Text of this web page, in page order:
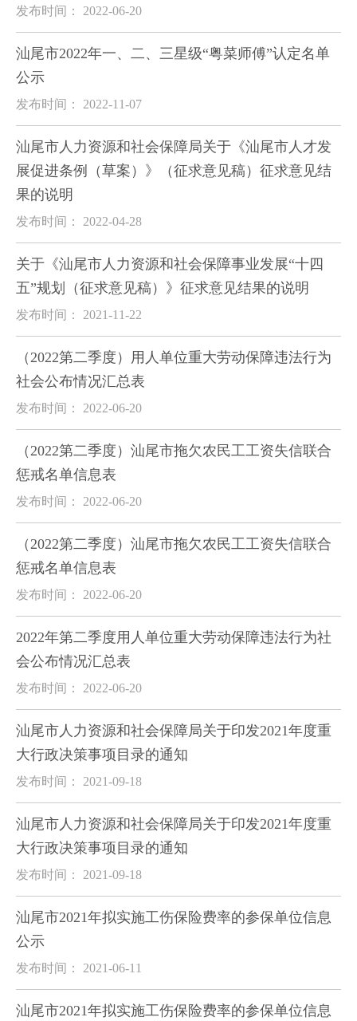
发布时间： 2022-06-20
汕尾市2022年一、二、三星级“粤菜师傅”认定名单
公示
发布时间： 2022-11-07
汕尾市人力资源和社会保障局关于《汕尾市人才发
展促进条例（草案）》（征求意见稿）征求意见结
果的说明
发布时间： 2022-04-28
关于《汕尾市人力资源和社会保障事业发展“十四
五”规划（征求意见稿）》征求意见结果的说明
发布时间： 2021-11-22
（2022第二季度）用人单位重大劳动保障违法行为
社会公布情况汇总表
发布时间： 2022-06-20
（2022第二季度）汕尾市拖欠农民工工资失信联合
惩戒名单信息表
发布时间： 2022-06-20
（2022第二季度）汕尾市拖欠农民工工资失信联合
惩戒名单信息表
发布时间： 2022-06-20
2022年第二季度用人单位重大劳动保障违法行为社
会公布情况汇总表
发布时间： 2022-06-20
汕尾市人力资源和社会保障局关于印发2021年度重
大行政决策事项目录的通知
发布时间： 2021-09-18
汕尾市人力资源和社会保障局关于印发2021年度重
大行政决策事项目录的通知
发布时间： 2021-09-18
汕尾市2021年拟实施工伤保险费率的参保单位信息
公示
发布时间： 2021-06-11
汕尾市2021年拟实施工伤保险费率的参保单位信息